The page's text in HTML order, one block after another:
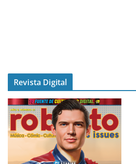
Revista Digital